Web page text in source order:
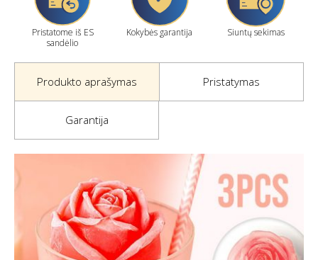
Pristatome iš ES
sandėlio
Kokybės garantija Siuntų sekimas
Produkto aprašymas Pristatymas
Garantija